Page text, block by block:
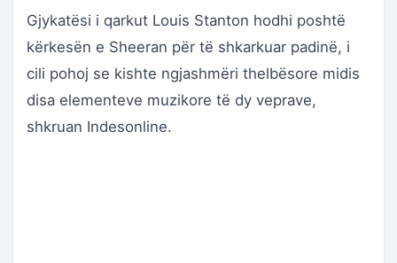
Gjykatësi i qarkut Louis Stanton hodhi poshtë
kërkesën e Sheeran për të shkarkuar padinë, i
cili pohoj se kishte ngjashmëri thelbësore midis
disa elementeve muzikore të dy veprave,
shkruan Indesonline.